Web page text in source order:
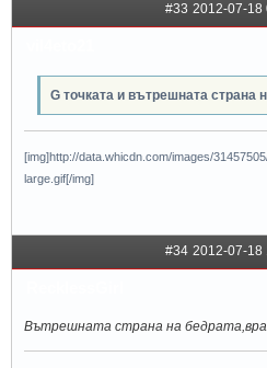
#33 2012-07-18
G точката и вътрешната страна
[img]http://data.whicdn.com/images/
large.gif[/img]
#34 2012-07-18
Вътрешната страна на